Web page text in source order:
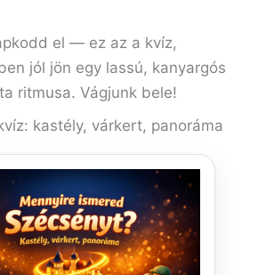
el — ez az a kvíz,
jól jön egy lassú, kanyargós
ritmusa. Vágjunk bele!
kastély, várkert, panoráma